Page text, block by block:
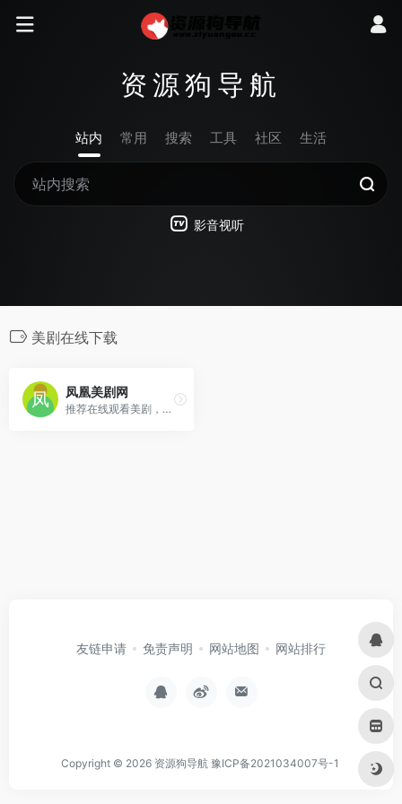
资源狗导航
站内 常用 搜索 工具 社区 生活
影音视听
美剧在线下载
凤凰美剧网
推荐在线观看美剧，高清最新好看的美剧，美剧下载。
友链申请 免责声明 网站地图 网站排行
Copyright © 2026 资源狗导航 豫ICP备2021034007号-1